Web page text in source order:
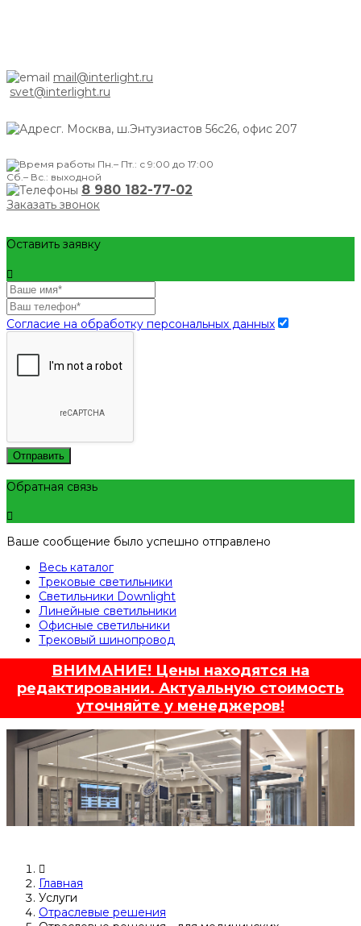
mail@interlight.ru
svet@interlight.ru
г. Москва, ш.Энтузиастов 56с26, офис 207
Пн.– Пт.: с 9:00 до 17:00
Сб.– Вс.: выходной
8 980 182-77-02
Заказать звонок
Оставить заявку
Согласие на обработку персональных данных
Отправить
Обратная связь
Ваше сообщение было успешно отправлено
Весь каталог
Трековые светильники
Светильники Downlight
Линейные светильники
Офисные светильники
Трековый шинопровод
ВНИМАНИЕ! Цены находятся на
редактировании. Актуальную стоимость
уточняйте у менеджеров!
Главная
Услуги
Отраслевые решения